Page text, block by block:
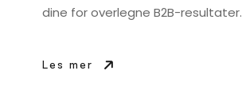
dine for overlegne B2B-resultater.
Les mer